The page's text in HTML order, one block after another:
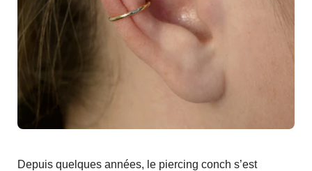
Depuis quelques années, le piercing conch s’est